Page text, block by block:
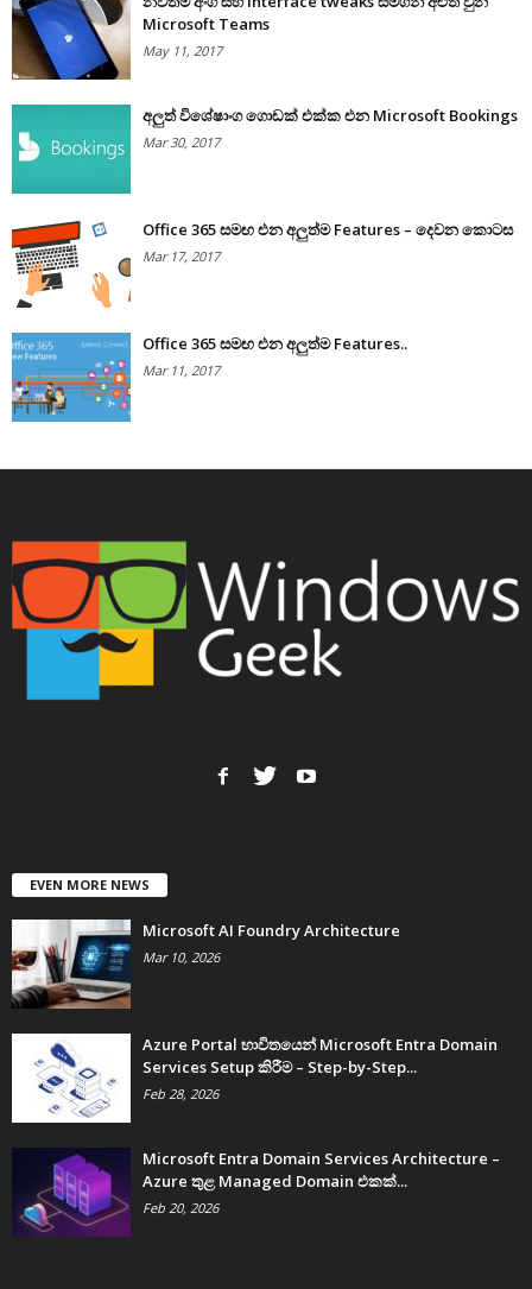
Microsoft Teams
May 11, 2017
අලුත් විශේෂාංග ගොඩක් එක්ක එන Microsoft Bookings
Mar 30, 2017
Office 365 සමඟ එන අලුත්ම Features – දෙවන කොටස
Mar 17, 2017
Office 365 සමඟ එන අලුත්ම Features..
Mar 11, 2017
EVEN MORE NEWS
Microsoft AI Foundry Architecture
Mar 10, 2026
Azure Portal භාවිතයෙන් Microsoft Entra Domain
Services Setup කිරීම – Step-by-Step...
Feb 28, 2026
Microsoft Entra Domain Services Architecture –
Azure තුළ Managed Domain එකක්...
Feb 20, 2026